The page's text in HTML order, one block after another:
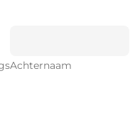
Achternaam